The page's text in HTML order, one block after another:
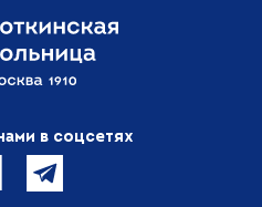
в соцсетях